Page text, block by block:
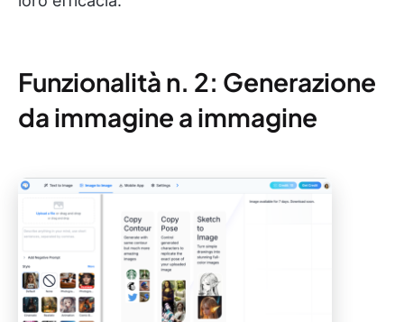
Funzionalità n. 2: Generazione
da immagine a immagine